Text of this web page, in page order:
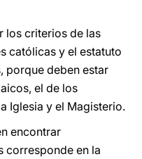
los criterios de las
católicas y el estatuto
porque deben estar
el de los
Iglesia y el Magisterio.
encontrar
corresponde en la